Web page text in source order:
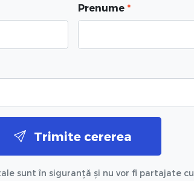
Prenume *
Trimite cererea
sunt în siguranță și nu vor fi partajate cu